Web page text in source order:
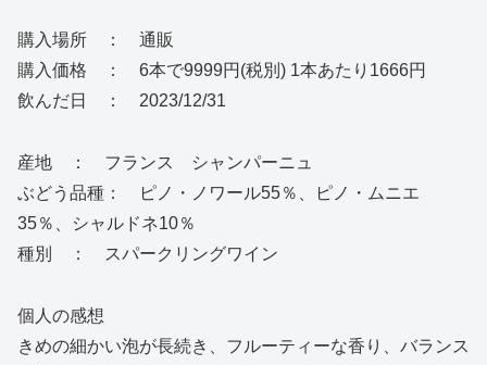
購入場所 ： 通販
購入価格 ： 6本で9999円(税別) 1本あたり1666円
飲んだ日 ： 2023/12/31
産地 ： フランス シャンパーニュ
ぶどう品種： ピノ・ノワール55％、ピノ・ムニエ
35％、シャルドネ10％
種別 ： スパークリングワイン
個人の感想
きめの細かい泡が長続き、フルーティーな香り、バランス